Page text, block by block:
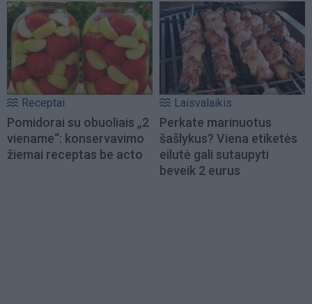
Receptai
Pomidorai su obuoliais „2
viename“: konservavimo
žiemai receptas be acto
Laisvalaikis
Perkate marinuotus
šašlykus? Viena etiketės
eilutė gali sutaupyti
beveik 2 eurus